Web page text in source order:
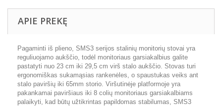
APIE PREKĘ
Pagaminti iš plieno, SMS3 serijos stalinių monitorių stovai yra
reguliuojamo aukščio, todėl monitoriaus garsiakalbius galite
pastatyti nuo 23 cm iki 29,5 cm virš stalo aukščio. Stovas turi
ergonomiškas sukamąsias rankenėles, o spaustukas veiks ant
stalo paviršių iki 65mm storio. Viršutinėje platformoje yra
pakankamai paviršiaus iki 8 colių monitoriaus garsiakalbiams
palaikyti, kad būtų užtikrintas papildomas stabilumas, SMS3